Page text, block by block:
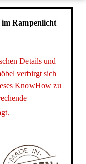
Rampenlicht
Details und
verbirgt sich
KnowHow zu